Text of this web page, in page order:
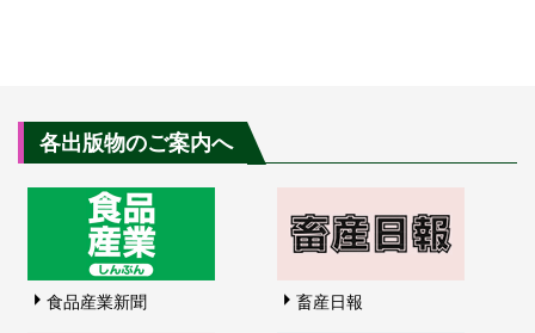
各出版物のご案内へ
食品産業新聞 畜産日報